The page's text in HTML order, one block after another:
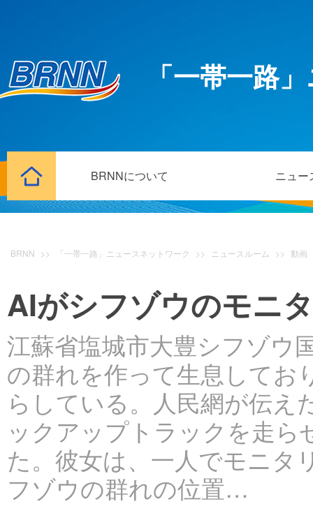
「一帯一路
BRNNについて ニュー
BRNN >> 「一帯一路」ニュースネットワーク >> ニュースルーム >> 動画
AIがシフゾウのモニ
江蘇省塩城市大豊シフゾウ
の群れを作って生息してお
らしている。人民網が伝え
ックアップトラックを走
た。彼女は、一人でモニタ
フゾウの群れの位置…